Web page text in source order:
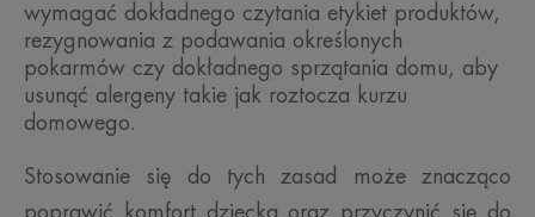
wymagać dokładnego czytania etykiet produktów,
rezygnowania z podawania określonych
pokarmów czy dokładnego sprzątania domu, aby
usunąć alergeny takie jak roztocza kurzu
domowego.
Stosowanie się do tych zasad może znacząco
poprawić komfort dziecka oraz przyczynić się do